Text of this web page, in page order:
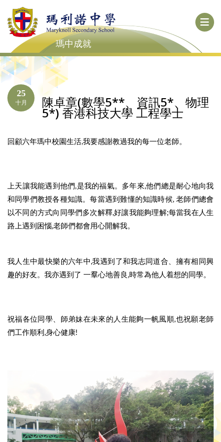
瑪中成就
25
十月 陳卓章(數學5**、資訊5*、物理
5*) 香港科技大學 工程學士
回顧六年瑪中校園生活,我要感謝教過我的每一位老師。
上天讓我能遇到他們,是我的福氣。多年來,他們總是耐心地向我
和同學們教授各種知識。每當遇到難懂的知識時候, 老師們總會
以不同的方式向同學們多次解釋,好讓我能夠理解;每當我在人生
路上遇到困惱,老師們都會用心開解我。
我人生中最快樂的六年中,我遇到了和我志同道合、擁有相同興
趣的好友。我亦遇到了 一羣心地善良,時常為他人着想的同學。
祝福各位同學、師弟妹在未來的人生能夠一帆風順,也祝願老師
們工作順利,身心健康!